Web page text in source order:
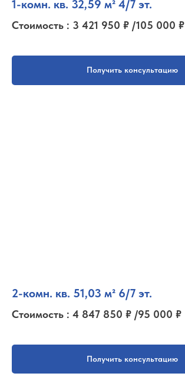
1-комн. кв. 32,59 м² 4/7 эт.
Стоимость : 3 421 950 ₽ /105 000 ₽
Получить консультацию
2-комн. кв. 51,03 м² 6/7 эт.
Стоимость : 4 847 850 ₽ /95 000 ₽
Получить консультацию